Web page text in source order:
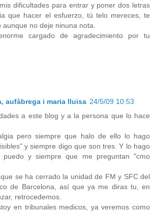
dificultades para entrar y poner dos letras
que hacer el esfuerzo, tú telo mereces, te
aunque no deje ninuna nota.
cargado de agradecimiento por tu
aufàbrega i maria lluisa 24/5/09 10:53
a este blog y a la persona que lo hace
pero siempre que halo de ello lo hago
y siempre digo que son tres. Y lo hago
puedo y siempre que me preguntan "cmo
se ha cerrado la unidad de FM y SFC del
de Barcelona, así que ya me diras tu, en
retrocedemos.
en tribunales medicos, ya veremos como